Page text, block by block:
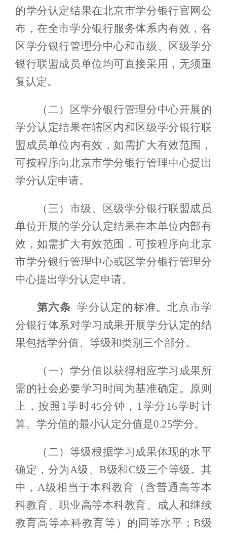
的学分认定结果在北京市学分银行官网公
布，在全市学分银行服务体系内有效，各
区学分银行管理分中心和市级、区级学分
银行联盟成员单位均可直接采用，无须重
复认定。
（二） 区学分银行管理分中心开展的
学分认定结果在辖区内和区级学分银行联
盟成员单位内有效，如需扩大有效范围，
可按程序向北京市学分银行管理中心提出
学分认定申请。
（三） 市级、区级学分银行联盟成员
单位开展的学分认定结果在本单位内部有
效，如需扩大有效范围，可按程序向北京
市学分银行管理中心或区学分银行管理分
中心提出学分认定申请。
第六条学分认定的标准。北京市学
分银行体系对学习成果开展学分认定的结
果包括学分值、等级和类别三个部分。
（一）学分值以获得相应学习成果所
需的社会必要学习时间为基准确定。原则
上，按照1学时45分钟，1学分16学时计
算。 学分值的最小认定分值是0.25学分。
（二）等级根据学习成果体现的水平
确定，分为A级、 B级和C级三个等级。其
中， A级相当于本科教育（含普通高等本
科教育、职业高等本科教育、成人和继续
教育高等本科教育等）的同等水平； B级